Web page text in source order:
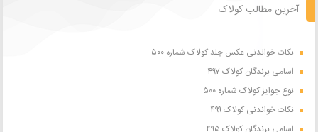
آخرین مطالب کولاک
نکات خواندنی عکس جلد کولاک شماره ۵۰۰
اسامی برندگان کولاک ۴۹۷
نوع جوایز کولاک شماره ۵۰۰
نکات خواندنی کولاک ۴۹۹
اسامی برندگان کولاک ۴۹۵